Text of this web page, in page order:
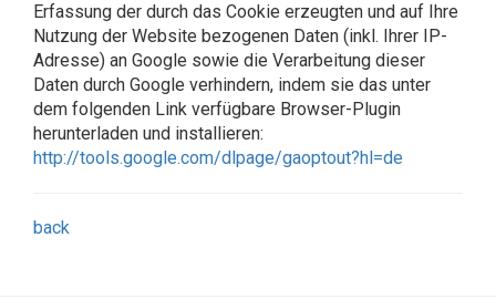
Erfassung der durch das Cookie erzeugten und auf Ihre
Nutzung der Website bezogenen Daten (inkl. Ihrer IP-
Adresse) an Google sowie die Verarbeitung dieser
Daten durch Google verhindern, indem sie das unter
dem folgenden Link verfügbare Browser-Plugin
herunterladen und installieren:
http://tools.google.com/dlpage/gaoptout?hl=de
back